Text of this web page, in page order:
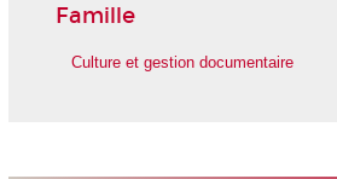
Famille
Culture et gestion documentaire